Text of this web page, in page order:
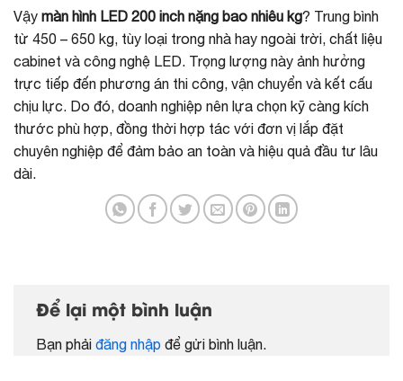
Vậy màn hình LED 200 inch nặng bao nhiêu kg? Trung bình
từ 450 – 650 kg, tùy loại trong nhà hay ngoài trời, chất liệu
cabinet và công nghệ LED. Trọng lượng này ảnh hưởng
trực tiếp đến phương án thi công, vận chuyển và kết cấu
chịu lực. Do đó, doanh nghiệp nên lựa chọn kỹ càng kích
thước phù hợp, đồng thời hợp tác với đơn vị lắp đặt
chuyên nghiệp để đảm bảo an toàn và hiệu quả đầu tư lâu
dài.
Để lại một bình luận
Bạn phải đăng nhập để gửi bình luận.